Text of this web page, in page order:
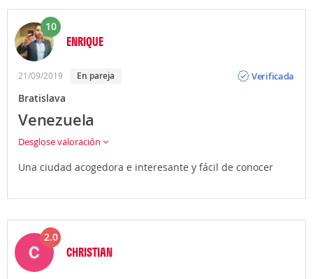
10
ENRIQUE
21/09/2019 En pareja
Verificada
Bratislava
Venezuela
Desglose valoración
Una ciudad acogedora e interesante y fácil de conocer
2.0
CHRISTIAN